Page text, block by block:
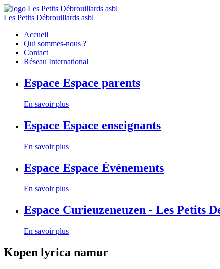
Les Petits Débrouillards asbl
Accueil
Qui sommes-nous ?
Contact
Réseau International
Espace Espace parents
En savoir plus
Espace Espace enseignants
En savoir plus
Espace Espace Événements
En savoir plus
Espace Curieuzeneuzen - Les Petits
En savoir plus
Kopen lyrica namur